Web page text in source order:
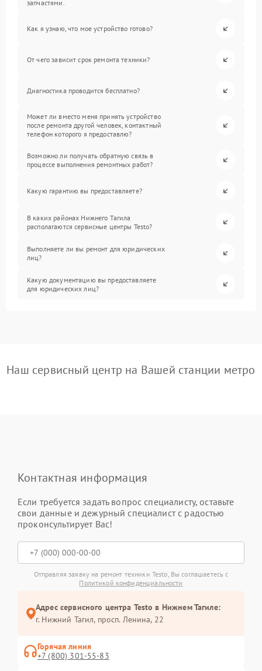
запчастями.
Как я узнаю, что мое устройство готово?
От чего зависит срок ремонта техники?
Диагностика проводится бесплатно?
Может ли вместо меня принять устройство
после ремонта другой человек, контактный
телефон которого я предоставлю?
Возможно ли получать обратную связь в
процессе выполнения ремонтных работ?
Какую гарантию вы предоставляете?
В каких районах Нижнего Тагила
располагаются сервисные центры Testo?
Выполняете ли вы ремонт для юридических
лиц?
Какую документацию вы предоставляете
для юридических лиц?
Наш сервисный центр на Вашей станции метро
Контактная информация
Если требуется задать вопрос специалисту, оставьте
свои данные и дежурный специалист с радостью
проконсультирует Вас!
Отправляя заявку на ремонт техники Testo, Вы соглашаетесь с
Политикой конфиденциальности
Адрес сервисного центра Testo в Нижнем Тагиле:
г. Нижний Тагил, просп. Ленина, 22
Горячая линия
+7 (800) 301-55-83